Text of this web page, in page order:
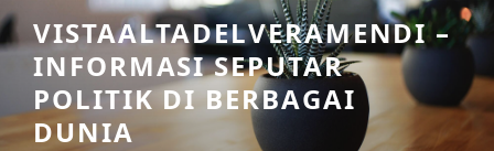
Skip
to
content
VISTAALTADELVERAMENDI –
INFORMASI SEPUTAR
POLITIK DI BERBAGAI
DUNIA